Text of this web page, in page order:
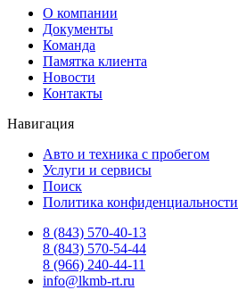
О компании
Документы
Команда
Памятка клиента
Новости
Контакты
Навигация
Авто и техника с пробегом
Услуги и сервисы
Поиск
Политика конфиденциальности
8 (843) 570-40-13
8 (843) 570-54-44
8 (966) 240-44-11
info@lkmb-rt.ru